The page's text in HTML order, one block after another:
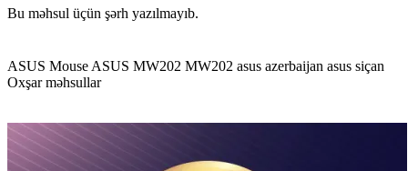
Bu məhsul üçün şərh yazılmayıb.
ASUS Mouse ASUS MW202 MW202 asus azerbaijan asus siçan
Oxşar məhsullar